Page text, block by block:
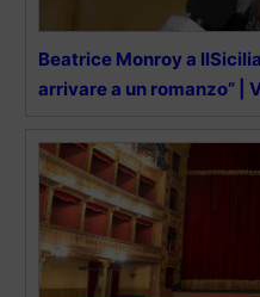
Beatrice Monroy a
arrivare a un romanzo” |